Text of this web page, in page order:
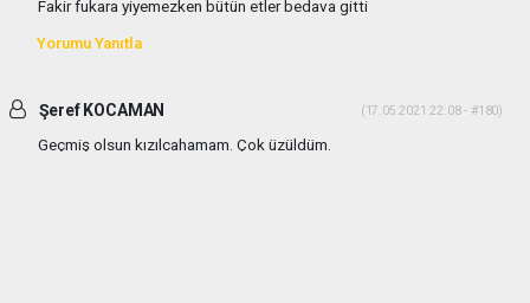
Fakir fukara yiyemezken bütün etler bedava gitti
Yorumu Yanıtla
Şeref KOCAMAN (17.05.2021 22:08 - #180)
Geçmiş olsun kızılcahamam. Çok üzüldüm.